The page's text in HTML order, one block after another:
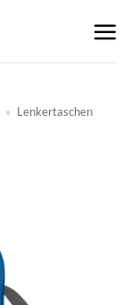
» Lenkertaschen